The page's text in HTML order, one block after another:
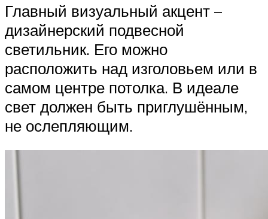
Главный визуальный акцент –
дизайнерский подвесной
светильник. Его можно
расположить над изголовьем или в
самом центре потолка. В идеале
свет должен быть приглушённым,
не ослепляющим.